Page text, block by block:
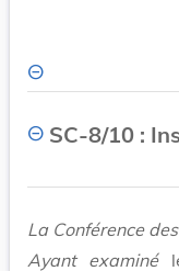
SC-8/10 :
La Conférence
Ayant examinéle